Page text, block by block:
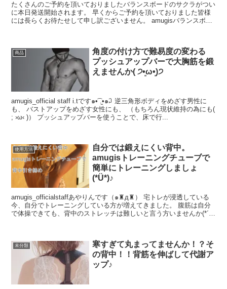
たくさんのご予約を頂いておりましたバランスボードのサクラがつい
に本日発送開始されます。 早くからご予約を頂いておりました皆様
には長らくお待たせして申し訳ございません。 amugisバランスボー
商品
角度の付け方で難易度の変わる
プッシュアップバーで大胸筋を鍛
えませんか( ੭•͈ω•͈)੭
amugis_official staff i.tです๑•͡ .̫•๑꒜ 逆三角形ボディをめざす男性に
も、 バストアップをめざす女性にも、 （もちろん現状維持の為にも(
; ›ω‹ )） プッシュアップバーを使うことで、床で行...
使用方法
自分では鍛えにくい背中。
amugisトレーニングチューブで
簡単にトレーニングしましょ
(*Ü*)♪
amugis_officialstaffあやりんです（๑♜д♜） 宅トレが浸透している
今、自分でトレーニングしている方が増えてきました。 腹筋は自分
で体操できても、背中のストレッチは難しいと言う方いませんか(*´･
未分類
寒すぎて丸まってませんか！？そ
の背中！！背筋を伸ばして代謝ア
ップ♪